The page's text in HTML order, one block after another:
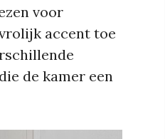
voor
accent toe
de kamer een